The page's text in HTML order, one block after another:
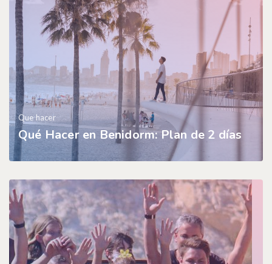
Que hacer
Qué Hacer en Benidorm: Plan de 2 días